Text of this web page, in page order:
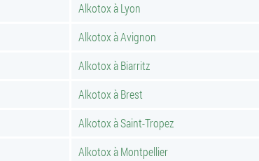
Alkotox à Lyon
Alkotox à Avignon
Alkotox à Biarritz
Alkotox à Brest
Alkotox à Saint-Tropez
Alkotox à Montpellier